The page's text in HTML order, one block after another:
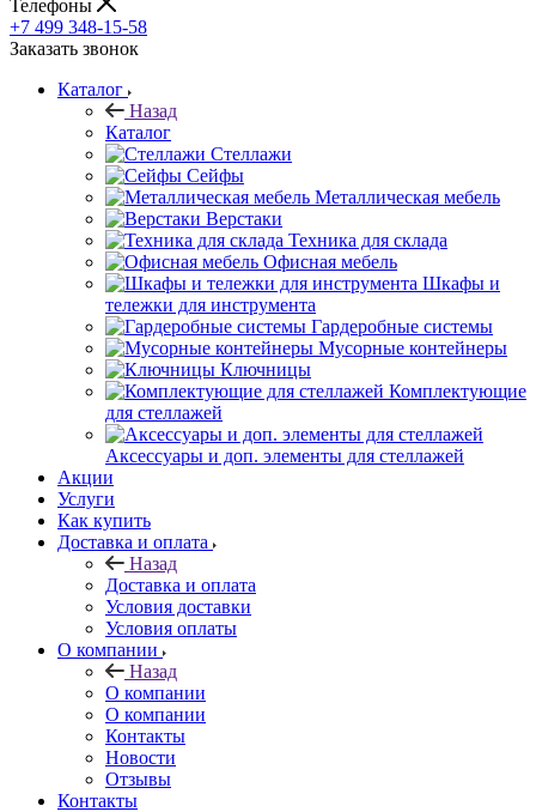
Телефоны
+7 499 348-15-58
Заказать звонок
Каталог
Назад
Каталог
Стеллажи
Сейфы
Металлическая мебель
Верстаки
Техника для склада
Офисная мебель
Шкафы и
тележки для инструмента
Гардеробные системы
Мусорные контейнеры
Ключницы
Комплектующие
для стеллажей
Аксессуары и доп. элементы для стеллажей
Акции
Услуги
Как купить
Доставка и оплата
Назад
Доставка и оплата
Условия доставки
Условия оплаты
О компании
Назад
О компании
О компании
Контакты
Новости
Отзывы
Контакты